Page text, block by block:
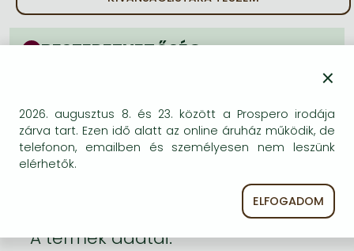
Frieren manga
BESZEREZHETŐSÉG
másik, kapható kiadást, forduljon
ügyfélszolgálatunkhoz!
A termék adatai:
×
2026. augusztus 8. és 23. között a Prospero irodája
zárva tart. Ezen idő alatt az online áruház működik, de
telefonon, emailben és személyesen nem leszünk
elérhetők.
ELFOGADOM